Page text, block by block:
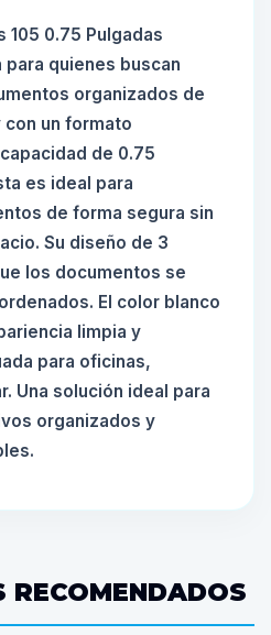
105 0.75 Pulgadas
quienes buscan
organizados de
un formato
de 0.75
es ideal para
de forma segura sin
Su diseño de 3
los documentos se
El color blanco
limpia y
para oficinas,
Una solución ideal para
organizados y
RECOMENDADOS